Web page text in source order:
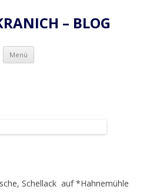
– BLOG
Menü Zum
springen
Schellack auf *Hahnemühle